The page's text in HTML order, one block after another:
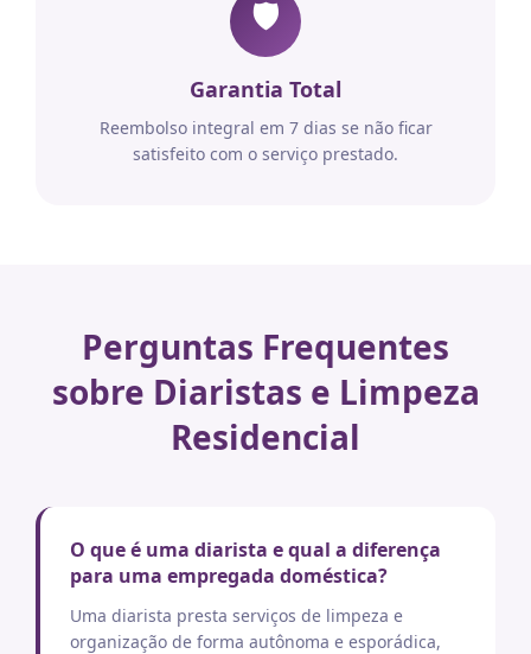
🛡️
Garantia Total
Reembolso integral em 7 dias se não ficar
satisfeito com o serviço prestado.
Perguntas Frequentes
sobre Diaristas e Limpeza
Residencial
O que é uma diarista e qual a diferença
para uma empregada doméstica?
Uma diarista presta serviços de limpeza e
organização de forma autônoma e esporádica,